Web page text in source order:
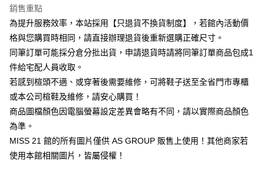
匯豐（台灣）商業銀行
聯邦商業銀行
遠東國際商業銀行
元大商業銀行
永豐商業銀行
台新國際商業銀行
中國信託商業銀行
台灣樂天信用卡公司
臺灣中小企業銀行
匯豐（台灣）商業銀行
華泰商業銀行
聯邦商業銀行
遠東國際商業銀行
元大商業銀行
永豐商業銀行
玉山商業銀行
台灣樂天信用卡公司
上海商業儲蓄銀行
國泰世華商業銀行
兆豐國際商業銀行
臺灣中小企業銀行
台中商業銀行
匯豐（台灣）商業銀行
華泰商業銀行
聯邦商業銀行
遠東國際商業銀行
元大商業銀行
玉山商業銀行
星展（台灣）商業銀行
台新國際商業銀行
Apple Pay
街口支付
悠遊付
Google Pay
ATM付款
貨到付款
運送方式
付款後全家取貨-固定運費
銷售重點
為提升服務效率，本站採用【只退貨不換貨制度】，若館內活動價
格與您購買時相同，請直接辦理退貨後重新選購正確尺寸。
同筆訂單可能採分倉分批出貨，申請退貨時請將同筆訂單商品包成1
件給宅配人員收取。
若感到楦頭不適、或穿著後需要維修，可將鞋子送至全省門市專櫃
或本公司楦鞋及維修，請安心購買！
商品圖檔顏色因電腦螢幕設定差異會略有不同，請以實際商品顏色
為準。
MISS 21 館的所有圖片僅供 AS GROUP 販售上使用！其他商家若
使用本館相關圖片，皆屬侵權！